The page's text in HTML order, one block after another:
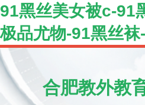
91黑丝美女被c-91
极品尤物-91黑丝
合肥教外教